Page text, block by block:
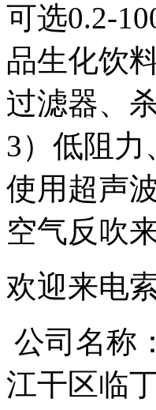
可选0.2-
品生化饮
过滤器、
3）低阻
使用超声
空气反吹
欢迎来电
公司名称
江干区临